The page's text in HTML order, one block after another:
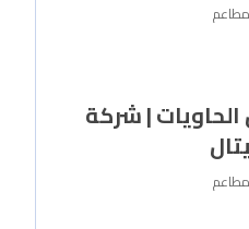
مطاعم
| شركة
مطاعم